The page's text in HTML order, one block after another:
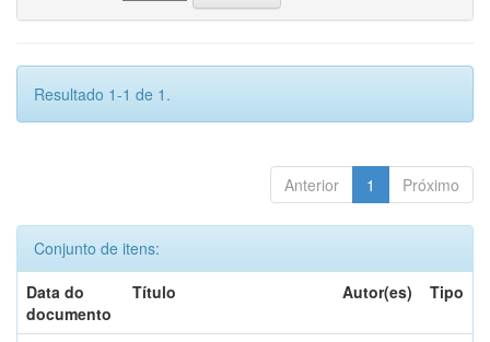
Resultado 1-1 de 1.
Anterior 1 Próximo
Conjunto de itens:
Data do
documento
Título Autor(es) Tipo